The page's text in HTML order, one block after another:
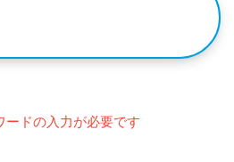
ドの入力が必要です